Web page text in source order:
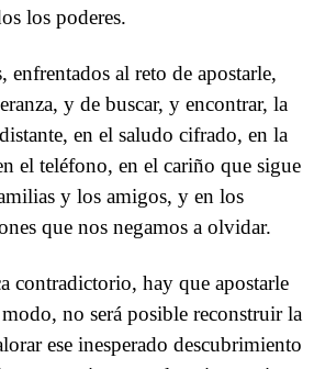
los poderes.
enfrentados al reto de apostarle,
y de buscar, y encontrar, la
en el saludo cifrado, en la
el teléfono, en el cariño que sigue
y los amigos, y en los
que nos negamos a olvidar.
contradictorio, hay que apostarle
no será posible reconstruir la
ese inesperado descubrimiento